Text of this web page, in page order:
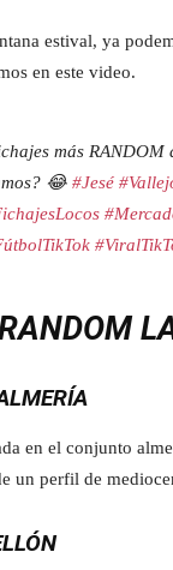
estival, ya
en este video.
más
😂#Jesé
en el conjunto
un perfil de